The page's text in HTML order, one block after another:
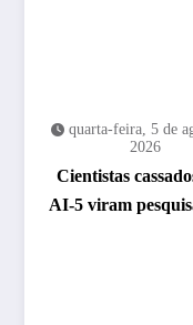
quarta-feira, 5 de
2026
Cientistas
AI-5 viram